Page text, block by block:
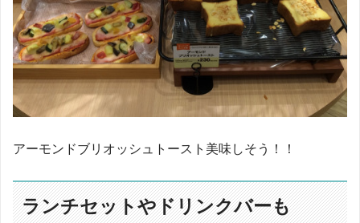
アーモンドブリオッシュトースト美味しそう！！
ランチセットやドリンクバーも